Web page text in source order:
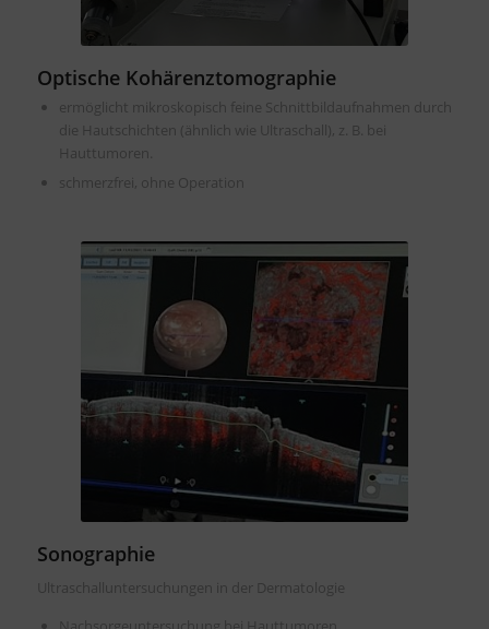
Optische Kohärenztomographie
ermöglicht mikroskopisch feine Schnittbildaufnahmen durch
die Hautschichten (ähnlich wie Ultraschall), z. B. bei
Hauttumoren.
schmerzfrei, ohne Operation
Sonographie
Ultraschalluntersuchungen in der Dermatologie